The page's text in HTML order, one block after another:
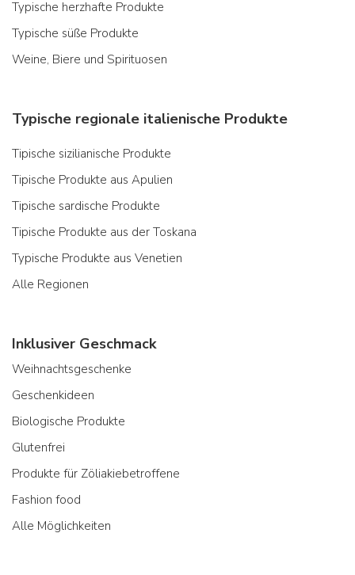
Typische herzhafte Produkte
Typische süße Produkte
Weine, Biere und Spirituosen
Typische regionale italienische Produkte
Tipische sizilianische Produkte
Tipische Produkte aus Apulien
Tipische sardische Produkte
Tipische Produkte aus der Toskana
Typische Produkte aus Venetien
Alle Regionen
Inklusiver Geschmack
Weihnachtsgeschenke
Geschenkideen
Biologische Produkte
Glutenfrei
Produkte für Zöliakiebetroffene
Fashion food
Alle Möglichkeiten